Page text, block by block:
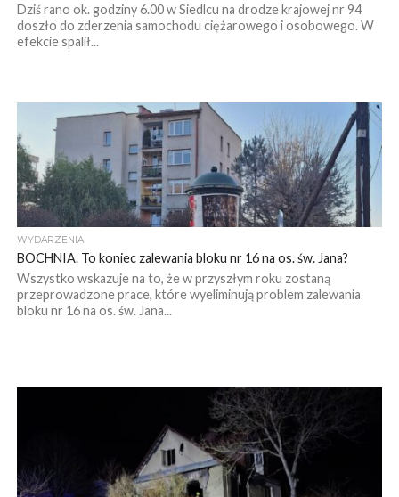
Dziś rano ok. godziny 6.00 w Siedlcu na drodze krajowej nr 94
doszło do zderzenia samochodu ciężarowego i osobowego. W
efekcie spalił...
WYDARZENIA
BOCHNIA. To koniec zalewania bloku nr 16 na os. św. Jana?
Wszystko wskazuje na to, że w przyszłym roku zostaną
przeprowadzone prace, które wyeliminują problem zalewania
bloku nr 16 na os. św. Jana...